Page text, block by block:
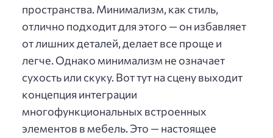
пространства. Минимализм, как стиль,
отлично подходит для этого — он избавляет
от лишних деталей, делает все проще и
легче. Однако минимализм не означает
сухость или скуку. Вот тут на сцену выходит
концепция интеграции
многофункциональных встроенных
элементов в мебель. Это — настоящее